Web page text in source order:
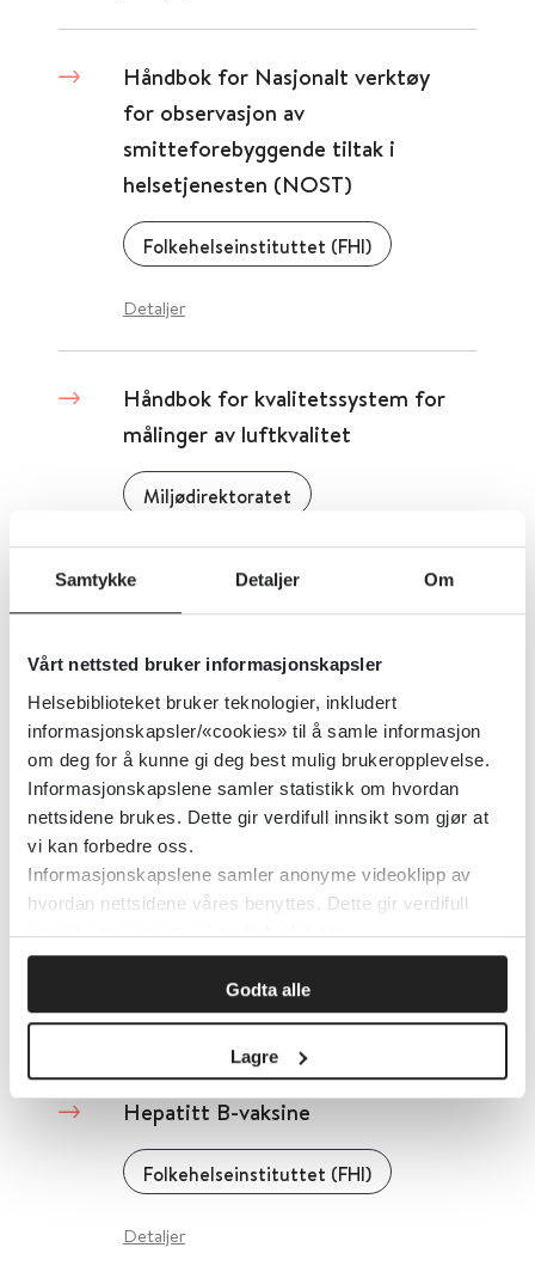
Samtykke Detaljer Om
Vårt nettsted bruker informasjonskapsler
Helsebiblioteket bruker teknologier, inkludert
informasjonskapsler/«cookies» til å samle informasjon
om deg for å kunne gi deg best mulig brukeropplevelse.
Informasjonskapslene samler statistikk om hvordan
nettsidene brukes. Dette gir verdifull innsikt som gjør at
vi kan forbedre oss.
Informasjonskapslene samler anonyme videoklipp av
hvordan nettsidene våres benyttes. Dette gir verdifull
innsikt som gjør at vi kan forbedre oss.
Godta alle
Lagre
Håndbok for Nasjonalt verktøy
for observasjon av
smitteforebyggende tiltak i
helsetjenesten (NOST)
Folkehelseinstituttet (FHI)
Detaljer
Håndbok for kvalitetssystem for
målinger av luftkvalitet
Miljødirektoratet
beredskapsplan?
2015
Detaljer
HPV-vaksine til unge kvinner
Folkehelseinstituttet (FHI)
Detaljer
Hepatitt B-vaksine
Folkehelseinstituttet (FHI)
Detaljer